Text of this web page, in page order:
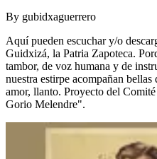
By gubidxaguerrero
Aquí pueden escuchar y/o
Guidxizá, la Patria Zapoteca.
tambor, de voz humana y de
nuestra estirpe acompañan
amor, llanto. Proyecto del
Gorio Melendre".